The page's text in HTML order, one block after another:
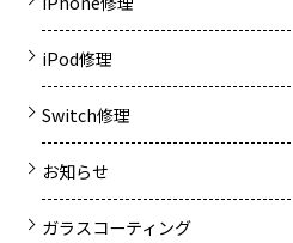
iPod修理
Switch修理
お知らせ
ガラスコーティング